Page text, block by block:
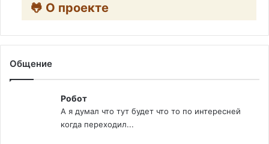
🐸 О проекте
Общение
Робот
А я думал что тут будет что то по интересней
когда переходил...